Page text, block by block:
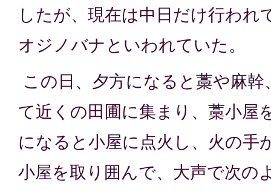
したが、現在は中日だけ行われ
オジノバナといわれていた。
この日、夕方になると藁や麻
て近くの田圃に集まり、藁小屋
になると小屋に点火し、火の手
小屋を取り囲んで、大声で次の